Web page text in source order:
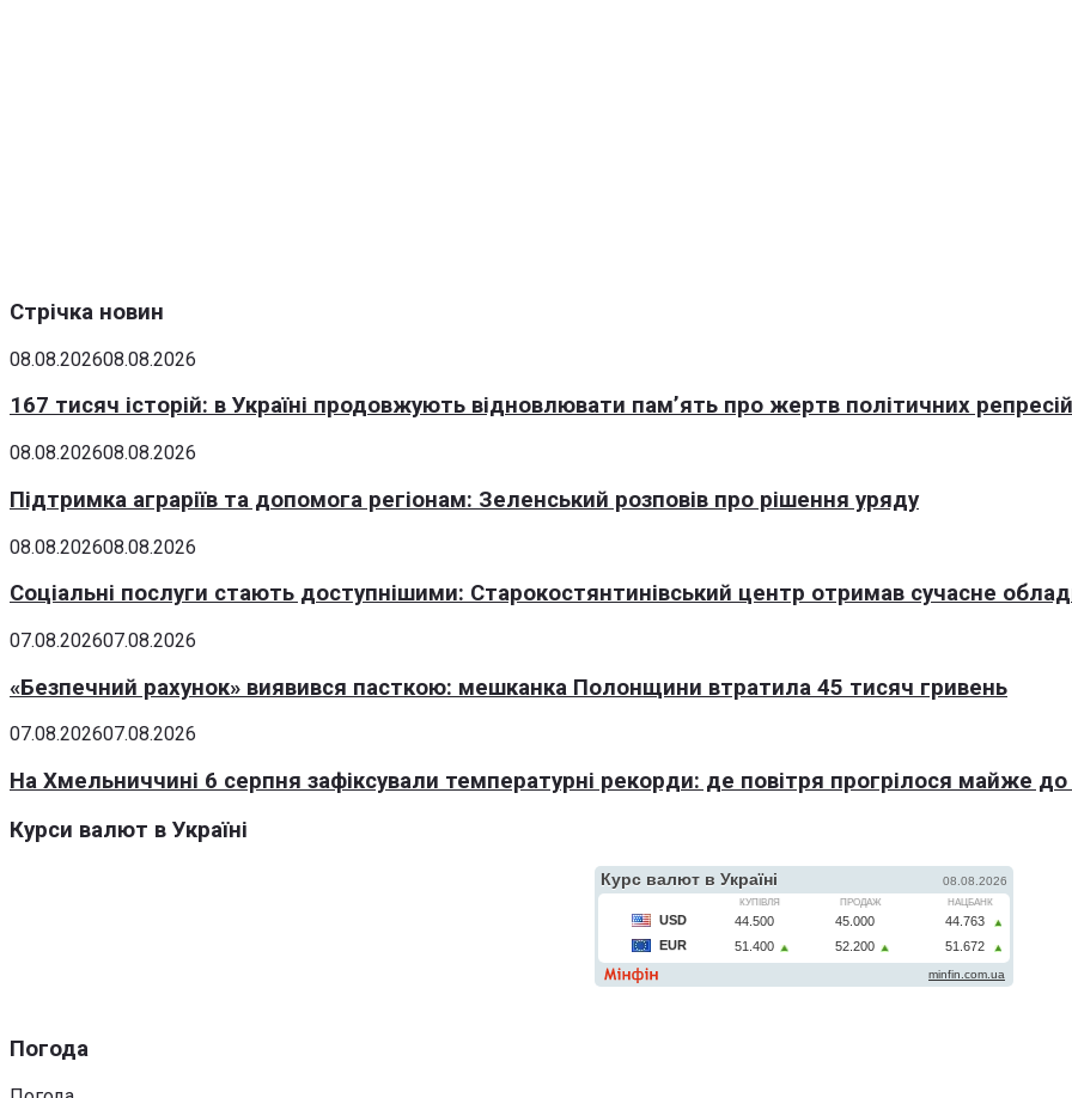
Стрічка новин
08.08.202608.08.2026
167 тисяч історій: в Україні продовжують відновлювати пам’ять про жертв політичних репресій
08.08.202608.08.2026
Підтримка аграріїв та допомога регіонам: Зеленський розповів про рішення уряду
08.08.202608.08.2026
Соціальні послуги стають доступнішими: Старокостянтинівський центр отримав сучасне
07.08.202607.08.2026
«Безпечний рахунок» виявився пасткою: мешканка Полонщини втратила 45 тисяч гривень
07.08.202607.08.2026
На Хмельниччині 6 серпня зафіксували температурні рекорди: де повітря прогрілося майже до
Курси валют в Україні
Погода